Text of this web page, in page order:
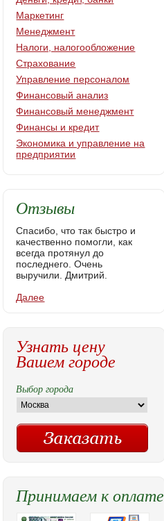
Маркетинг
Менеджмент
Налоги, налогообложение
Страхование
Управление персоналом
Финансовый анализ
Финансовый менеджмент
Финансы и кредит
Экономика и управление на
предприятии
Отзывы
Спасибо, что так быстро и
качественно помогли, как
всегда протянул до
последнего. Очень
выручили. Дмитрий.
Далее
Узнать цену
Вашем городе
Выбор города
Принимаем к оплате